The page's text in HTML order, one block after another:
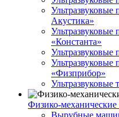
Акустика»
Ультразвуковые
«Константа»
Ультразвуковые
«Физприбор»
Физико-
Вырубные